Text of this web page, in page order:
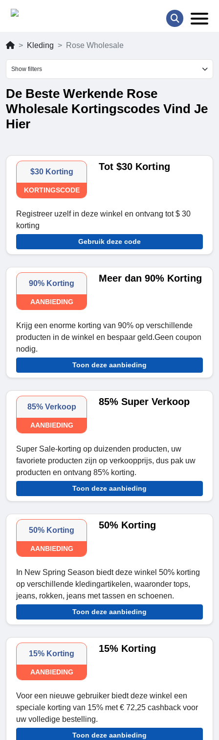
Kleding Rose Wholesale
Show filters
De Beste Werkende Rose
Wholesale Kortingscodes Vind Je
Hier
$30 Korting
KORTINGSCODE
Tot $30 Korting
Registreer uzelf in deze winkel en ontvang tot $ 30
korting
Gebruik deze code
90% Korting
AANBIEDING
Meer dan 90% Korting
Krijg een enorme korting van 90% op verschillende
producten in de winkel en bespaar geld.Geen coupon
nodig.
Toon deze aanbieding
85% Verkoop
AANBIEDING
85% Super Verkoop
Super Sale-korting op duizenden producten, uw
favoriete producten zijn op verkoopprijs, dus pak uw
producten en ontvang 85% korting.
Toon deze aanbieding
50% Korting
AANBIEDING
50% Korting
In New Spring Season biedt deze winkel 50% korting
op verschillende kledingartikelen, waaronder tops,
jeans, rokken, jeans met tassen en schoenen.
Toon deze aanbieding
15% Korting
AANBIEDING
15% Korting
Voor een nieuwe gebruiker biedt deze winkel een
speciale korting van 15% met € 72,25 cashback voor
uw volledige bestelling.
Toon deze aanbieding